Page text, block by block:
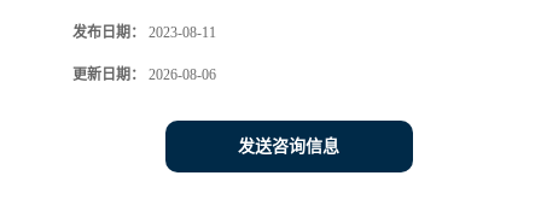
发布日期： 2023-08-11
更新日期： 2026-08-06
发送咨询信息